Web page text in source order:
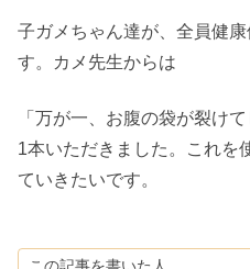
子ガメちゃん達が、全員健
す。カメ先生からは
「万が一、お腹の袋が裂け
1本いただきました。これを
ていきたいです。